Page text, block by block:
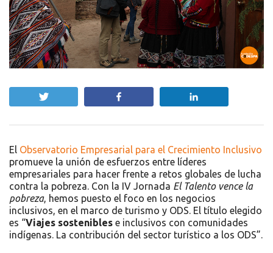
El Observatorio Empresarial para el Crecimiento Inclusivo
promueve la unión de esfuerzos entre líderes
empresariales para hacer frente a retos globales de lucha
contra la pobreza. Con la IV Jornada El Talento vence la
pobreza, hemos puesto el foco en los negocios
inclusivos, en el marco de turismo y ODS. El título elegido
es “Viajes sostenibles e inclusivos con comunidades
indígenas. La contribución del sector turístico a los ODS”.